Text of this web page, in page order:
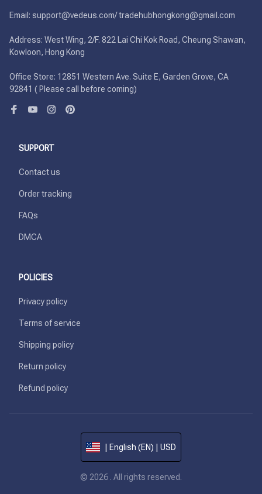
Email: support@vedeus.com/ tradehubhongkong@gmail.com
Address: West Wing, 2/F. 822 Lai Chi Kok Road, Cheung Shawan,
Kowloon, Hong Kong
Office Store: 12851 Western Ave. Suite E, Garden Grove, CA
92841 ( Please call before coming)
SUPPORT
Contact us
Order tracking
FAQs
DMCA
POLICIES
Privacy policy
Terms of service
Shipping policy
Return policy
Refund policy
| English (EN) | USD
© 2026 . All rights reserved.